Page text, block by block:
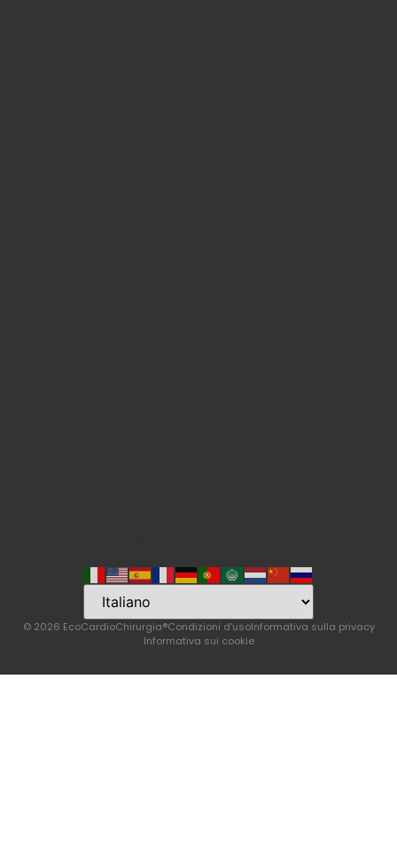
© 2026 EcoCardioChirurgia®Condizioni d'usoInformativa sulla privacy
Informativa sui cookie